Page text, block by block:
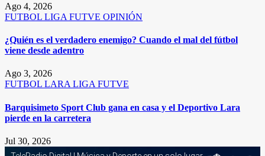
Ago 4, 2026
FUTBOL LIGA FUTVE OPINIÓN
¿Quién es el verdadero enemigo? Cuando el mal del fútbol
viene desde adentro
Ago 3, 2026
FUTBOL LARALIGA FUTVE
Barquisimeto Sport Club gana en casa y el Deportivo Lara
pierde en la carretera
Jul 30, 2026